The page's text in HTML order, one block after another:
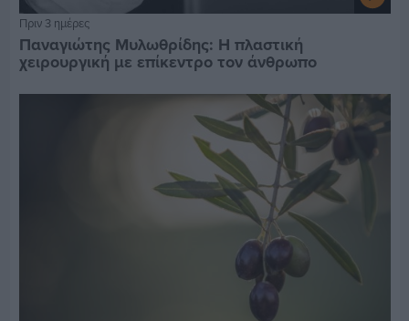
Πριν 3 ημέρες
Παναγιώτης Μυλωθρίδης: Η πλαστική
χειρουργική με επίκεντρο τον άνθρωπο